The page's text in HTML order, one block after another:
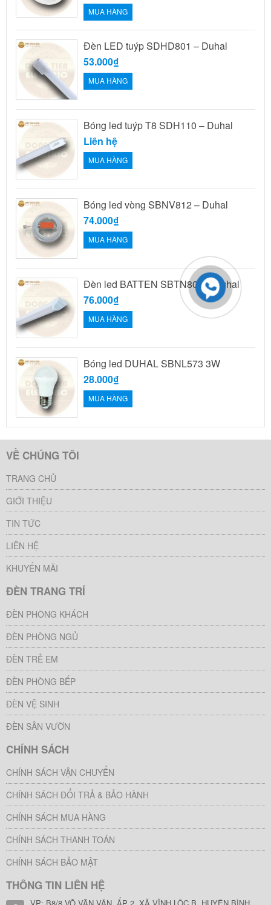
MUA HÀNG
Đèn LED tuýp SDHD801 – Duhal
53.000₫
MUA HÀNG
Bóng led tuýp T8 SDH110 – Duhal
Liên hệ
MUA HÀNG
Bóng led vòng SBNV812 – Duhal
74.000₫
MUA HÀNG
Đèn led BATTEN SBTN809 – Duhal
76.000₫
MUA HÀNG
Bóng led DUHAL SBNL573 3W
28.000₫
MUA HÀNG
VỀ CHÚNG TÔI
TRANG CHỦ
GIỚI THIỆU
TIN TỨC
LIÊN HỆ
KHUYẾN MÃI
ĐÈN TRANG TRÍ
ĐÈN PHÒNG KHÁCH
ĐÈN PHÒNG NGỦ
ĐÈN TRẺ EM
ĐÈN PHÒNG BẾP
ĐÈN VỆ SINH
ĐÈN SÂN VƯỜN
CHÍNH SÁCH
CHÍNH SÁCH VẬN CHUYỂN
CHÍNH SÁCH ĐỔI TRẢ & BẢO HÀNH
CHÍNH SÁCH MUA HÀNG
CHÍNH SÁCH THANH TOÁN
CHÍNH SÁCH BẢO MẬT
THÔNG TIN LIÊN HỆ